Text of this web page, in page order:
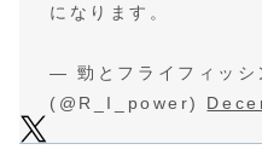
になります。
— 勁とフライフィッシ
(@R_I_power)